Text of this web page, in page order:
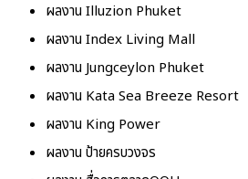
ผลงาน Illuzion Phuket
ผลงาน Index Living Mall
ผลงาน Jungceylon Phuket
ผลงาน Kata Sea Breeze Resort
ผลงาน King Power
ผลงาน ป้ายครบวงจร